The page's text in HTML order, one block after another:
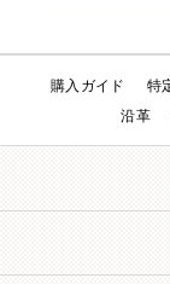
購入ガイド 特
沿革